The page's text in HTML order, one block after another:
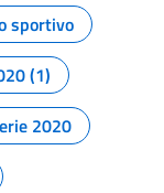
sportivo
(1)
2020